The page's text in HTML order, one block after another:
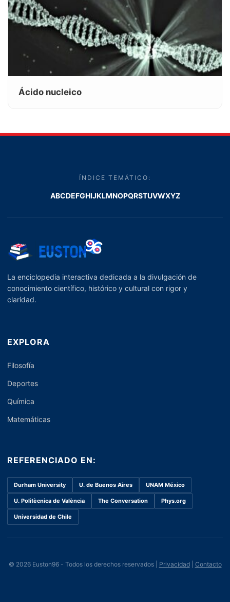
Ácido nucleico
ÍNDICE TEMÁTICO:
ABCDEFGHIJKLMNOPQRSTUVWXYZ
La enciclopedia interactiva dedicada a la divulgación de
conocimiento científico, histórico y cultural con rigor y
claridad.
EXPLORA
Filosofía
Deportes
Química
Matemáticas
REFERENCIADO EN:
Durham University U. de Buenos Aires UNAM México
U. Politècnica de València The Conversation Phys.org
Universidad de Chile
© 2026 Euston96 - Todos los derechos reservados | Privacidad| Contacto